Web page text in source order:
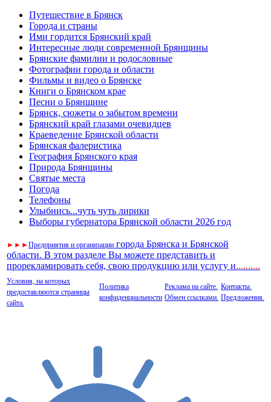
Путешествие в Брянск
Города и страны
Ими гордится Брянский край
Интересные люди современной Брянщины
Брянские фамилии и родословные
Фотографии города и области
Фильмы и видео о Брянске
Книги о Брянском крае
Песни о Брянщине
Брянск, сюжеты о забытом времени
Брянский край глазами очевидцев
Краеведение Брянской области
Брянская фалеристика
География Брянского края
Природа Брянщины
Святые места
Погода
Телефоны
Улыбнись...чуть чуть лирики
Выборы губернатора Брянской области 2026 год
► ► ►Предприятия и организации города Брянска и Брянской
области. В этом разделе Вы можете представить и
прорекламировать себя, свою продукцию или услугу и..........
Условия, на которых
предоставляются страницы
сайта.
Политика
конфиденциальности
Реклама на сайте.
Обмен ссылками.
Контакты.
Предложения.